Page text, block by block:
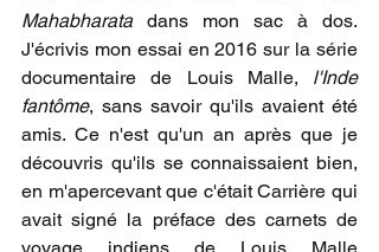
Mahabharata dans mon sac à dos.
J'écrivis mon essai en 2016 sur la série
documentaire de Louis Malle, l'Inde
fantôme, sans savoir qu'ils avaient été
amis. Ce n'est qu'un an après que je
découvris qu'ils se connaissaient bien,
en m'apercevant que c'était Carrière qui
avait signé la préface des carnets de